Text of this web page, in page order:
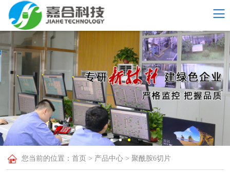
您当前的位置：​​​​ 首页 > 产品中心 > 聚酰胺6切片